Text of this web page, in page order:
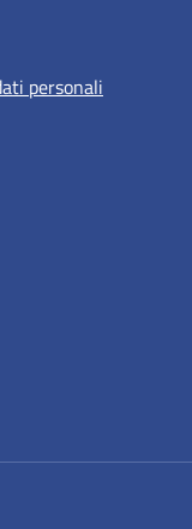
personali
in una nuova scheda